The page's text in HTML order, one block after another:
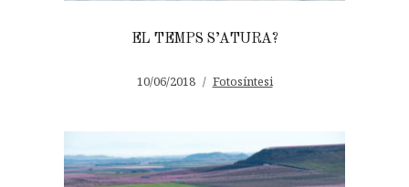
EL TEMPS S’ATURA?
10/06/2018 Fotosíntesi